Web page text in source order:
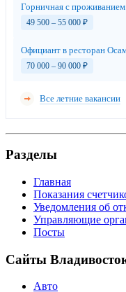
Горничная с
49 500 – 55 000 ₽
Официант в ресторан
70 000 – 90 000 ₽
Все летние вакансии
Разделы
Главная
Показания
Уведомления об
Управляющие
Посты
Сайты
Авто